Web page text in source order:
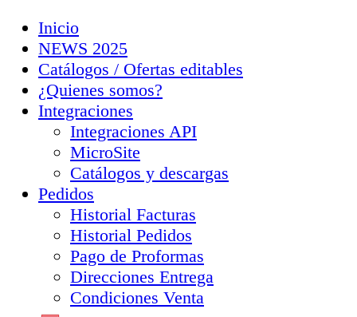
Inicio
NEWS 2025
Catálogos / Ofertas editables
¿Quienes somos?
Integraciones
Integraciones API
MicroSite
Catálogos y descargas
Pedidos
Historial Facturas
Historial Pedidos
Pago de Proformas
Direcciones Entrega
Condiciones Venta